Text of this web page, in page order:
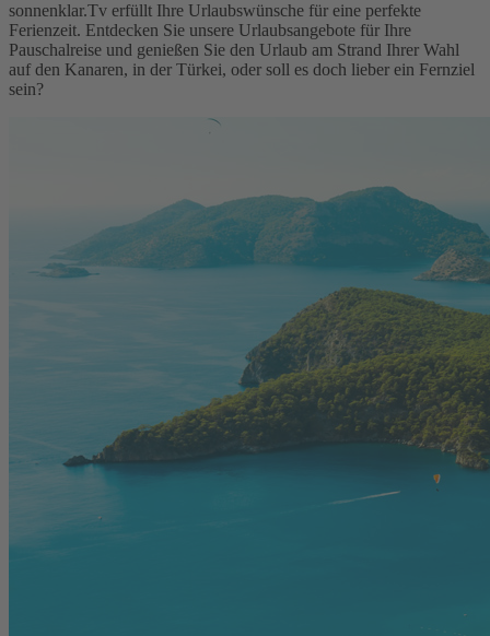
sonnenklar.Tv erfüllt Ihre Urlaubswünsche für eine perfekte
Ferienzeit. Entdecken Sie unsere Urlaubsangebote für Ihre
Pauschalreise und genießen Sie den Urlaub am Strand Ihrer Wahl
auf den Kanaren, in der Türkei, oder soll es doch lieber ein Fernziel
sein?